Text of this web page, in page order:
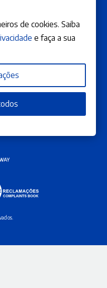
e promoções que temos para
de cookies. Saiba
e faça a sua